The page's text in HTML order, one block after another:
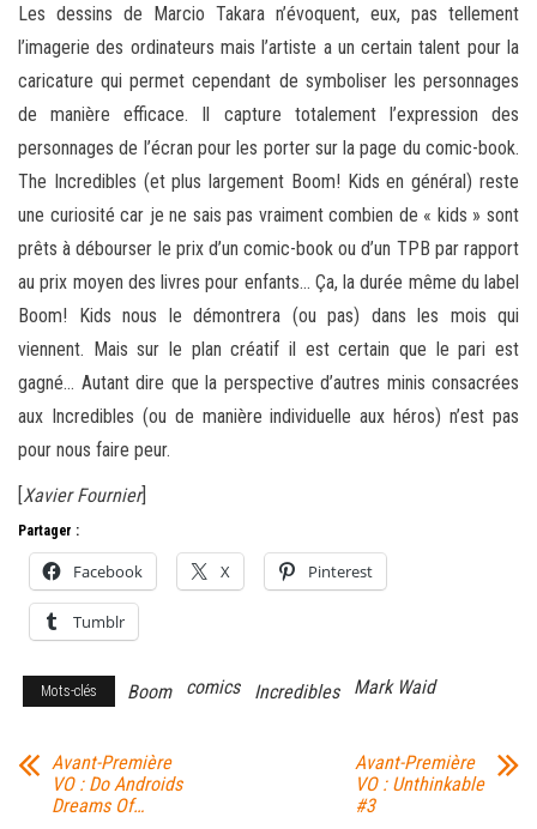
Les dessins de Marcio Takara n’évoquent, eux, pas tellement
l’imagerie des ordinateurs mais l’artiste a un certain talent pour la
caricature qui permet cependant de symboliser les personnages
de manière efficace. Il capture totalement l’expression des
personnages de l’écran pour les porter sur la page du comic-book.
The Incredibles (et plus largement Boom! Kids en général) reste
une curiosité car je ne sais pas vraiment combien de « kids » sont
prêts à débourser le prix d’un comic-book ou d’un TPB par rapport
au prix moyen des livres pour enfants… Ça, la durée même du label
Boom! Kids nous le démontrera (ou pas) dans les mois qui
viennent. Mais sur le plan créatif il est certain que le pari est
gagné… Autant dire que la perspective d’autres minis consacrées
aux Incredibles (ou de manière individuelle aux héros) n’est pas
pour nous faire peur.
[Xavier Fournier]
Partager :
Facebook X Pinterest
Tumblr
Mots-clés Boom comics Incredibles Mark Waid
Avant-Première
VO : Do Androids
Dreams Of…
Avant-Première
VO : Unthinkable
#3